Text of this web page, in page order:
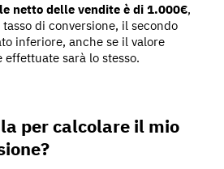
netto delle vendite è di 1.000€,
di conversione, il secondo
inferiore, anche se il valore
sarà lo stesso.
per calcolare il mio